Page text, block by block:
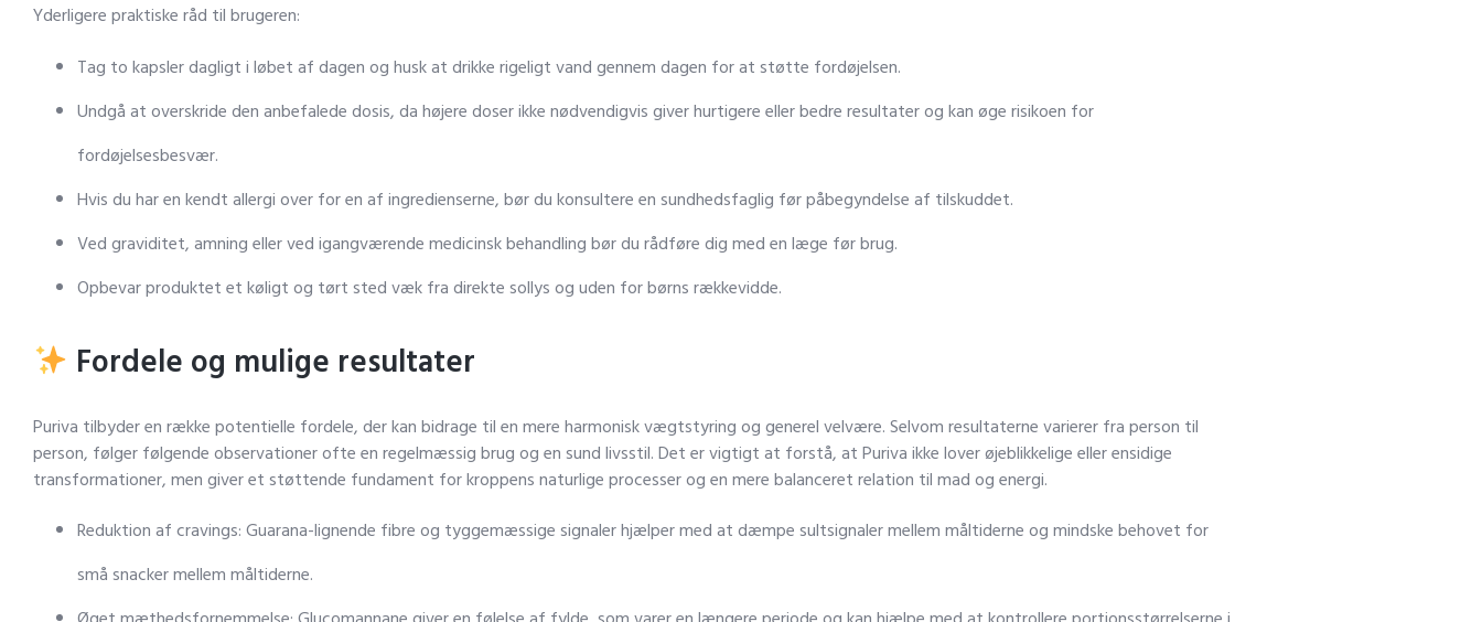
Yderligere praktiske råd til brugeren:
Tag to kapsler dagligt i løbet af dagen og husk at drikke rigeligt vand gennem dagen for at støtte fordøjelsen.
Undgå at overskride den anbefalede dosis, da højere doser ikke nødvendigvis giver hurtigere eller bedre resultater og kan øge risikoen for
fordøjelsesbesvær.
Hvis du har en kendt allergi over for en af ingredienserne, bør du konsultere en sundhedsfaglig før påbegyndelse af tilskuddet.
Ved graviditet, amning eller ved igangværende medicinsk behandling bør du rådføre dig med en læge før brug.
Opbevar produktet et køligt og tørt sted væk fra direkte sollys og uden for børns rækkevidde.
Fordele og mulige resultater
Puriva tilbyder en række potentielle fordele, der kan bidrage til en mere harmonisk vægtstyring og generel velvære. Selvom resultaterne varierer fra person til
person, følger følgende observationer ofte en regelmæssig brug og en sund livsstil. Det er vigtigt at forstå, at Puriva ikke lover øjeblikkelige eller ensidige
transformationer, men giver et støttende fundament for kroppens naturlige processer og en mere balanceret relation til mad og energi.
Reduktion af cravings: Guarana-lignende fibre og tyggemæssige signaler hjælper med at dæmpe sultsignaler mellem måltiderne og mindske behovet for
små snacker mellem måltiderne.